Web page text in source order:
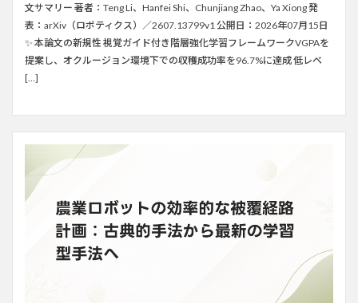
文サマリー 著者：Teng Li、Hanfei Shi、Chunjiang Zhao、Ya Xiong 発
表：arXiv（ロボティクス）／2607.13799v1 公開日：2026年07月15日
✨ 本論文の新規性 視覚ガイド付き階層強化学習フレームワークVGPAを
提案し、オクルージョン環境下での収穫成功率を96.7%に達成 低レベ
[…]